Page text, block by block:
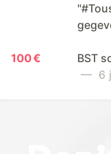
100 €
BST
— 6